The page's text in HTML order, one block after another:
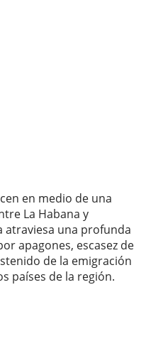
en medio de una
La Habana y
atraviesa una profunda
apagones, escasez de
de la emigración
países de la región.